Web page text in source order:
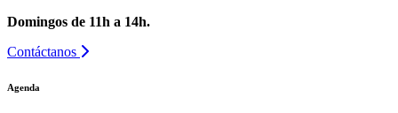
Domingos de 11h a 14h.
Contáctanos
Agenda